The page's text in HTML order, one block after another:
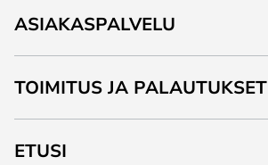
ASIAKASPALVELU
TOIMITUS JA PALAUTUKSET
ETUSI